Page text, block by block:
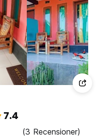
7.4
(3 Recensioner)